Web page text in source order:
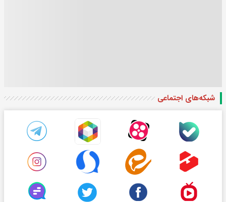
شبکه‌های اجتماعی